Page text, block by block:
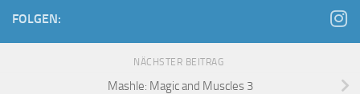
FOLGEN:
NÄCHSTER BEITRAG
Mashle: Magic and Muscles 3